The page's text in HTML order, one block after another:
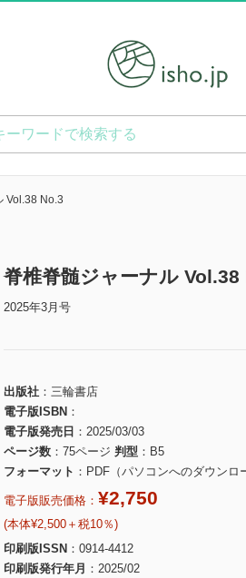
Vol.38 No.3
脊椎脊髄ジャーナル Vol.38
2025年3月号
出版社
三輪書店
電子版ISBN
電子版発売日
2025/03/03
ページ数
75ページ 判型
B5
フォーマット
PDF（パソコンへのダウンロ
電子版販売価格： ¥2,750
(本体¥2,500＋税10％)
印刷版ISSN
0914-4412
印刷版発行年月
2025/02